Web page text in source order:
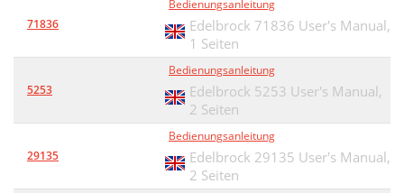
71836
Bedienungsanleitung
Edelbrock 71836 User's Manual,
1 Seiten
5253
Bedienungsanleitung
Edelbrock 5253 User's Manual,
2 Seiten
29135
Bedienungsanleitung
Edelbrock 29135 User's Manual,
2 Seiten